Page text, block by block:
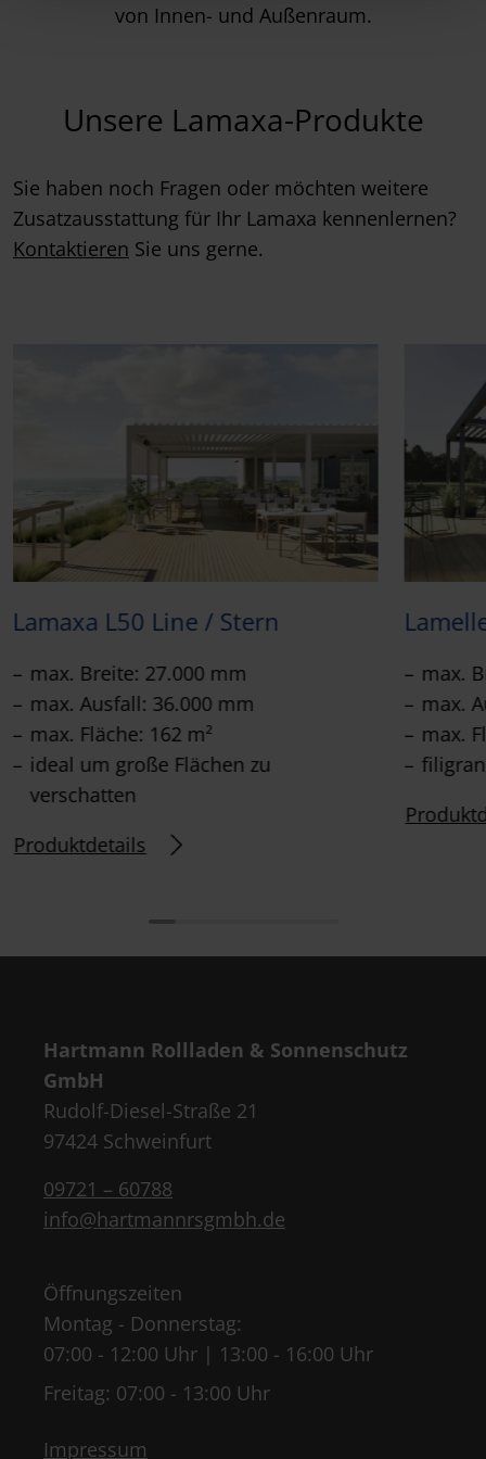
von Innen- und Außenraum.
Unsere Lamaxa-Produkte
Sie haben noch Fragen oder möchten weitere
Zusatzausstattung für Ihr Lamaxa kennenlernen?
Kontaktieren Sie uns gerne.
Lamaxa L50 Line / Stern
max. Breite: 27.000 mm
max. Ausfall: 36.000 mm
max. Fläche: 162 m²
ideal um große Flächen zu
verschatten
Produktdetails
max.
max.
max.
Hartmann Rollladen & Sonnenschutz
GmbH
Rudolf-Diesel-Straße 21
97424 Schweinfurt
09721 – 60788
info@hartmannrsgmbh.de
Öffnungszeiten
Montag - Donnerstag:
07:00 - 12:00 Uhr | 13:00 - 16:00 Uhr
Freitag: 07:00 - 13:00 Uhr
Impressum